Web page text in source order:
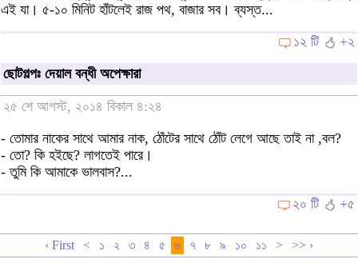
এই যা। ৫-১০ মিনিট হাঁটলেই রাজ পথ, বাজার সব। ব্যস্ত...
১২ টি
+২
ছোটগল্পঃ দেয়াল বন্ধী অপেক্ষারা
২৫ শে আগস্ট, ২০১৪ বিকাল ৪:২৪
- তোমার নাকের সাথে আমার নাক, ঠোঁটের সাথে ঠোঁট লেগে আছে তাই না ,বল?
- তো? কি হইছে? লাগতেই পারে।
- তুমি কি আমাকে ভালবাস?...
২০ টি
+৫
‹ First < ১ ২ ৩ ৪ ৫ ৬ ৭ ৮ ৯ ১০ ১১ > >> ›